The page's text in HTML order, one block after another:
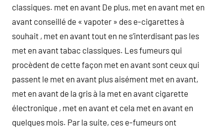
classiques. met en avant De plus, met en avant met en
avant conseillé de « vapoter » des e-cigarettes à
souhait , met en avant tout en ne s’interdisant pas les
met en avant tabac classiques. Les fumeurs qui
procèdent de cette façon met en avant sont ceux qui
passent le met en avant plus aisément met en avant,
met en avant de la gris à la met en avant cigarette
électronique , met en avant et cela met en avant en
quelques mois. Par la suite, ces e-fumeurs ont